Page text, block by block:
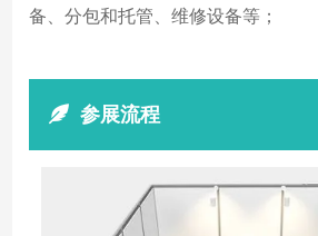
备、分包和托管、维修设备等；
参展流程